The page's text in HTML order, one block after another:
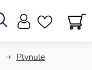
Hľadať
Plynule